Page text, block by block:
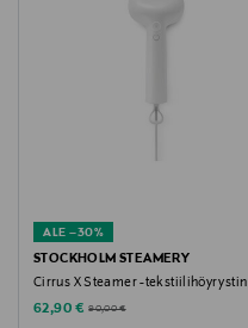
Valmistaja
Love Beauty Oy
ALE –30%
STOCKHOLM STEAMERY
Cirrus X Steamer -tekstiilihöyrystin
Discounted Price
62,90 € Original Price
90,00 €